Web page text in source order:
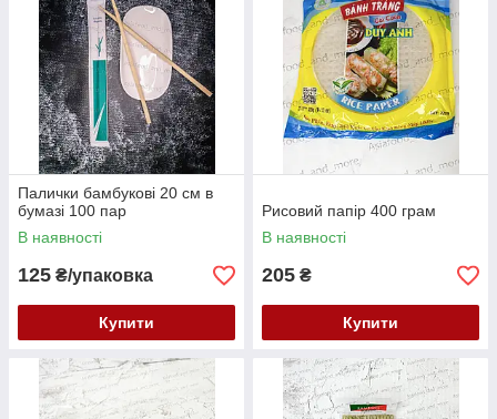
Палички бамбукові 20 см в
бумазі 100 пар
В наявності
125 ₴/упаковка
Купити
Рисовий папір 400 грам
В наявності
205 ₴
Купити